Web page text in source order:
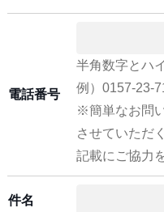
電話番号
半角数字とハ
例）0157-23-
※簡単なお問
させていただ
記載にご協力
件名